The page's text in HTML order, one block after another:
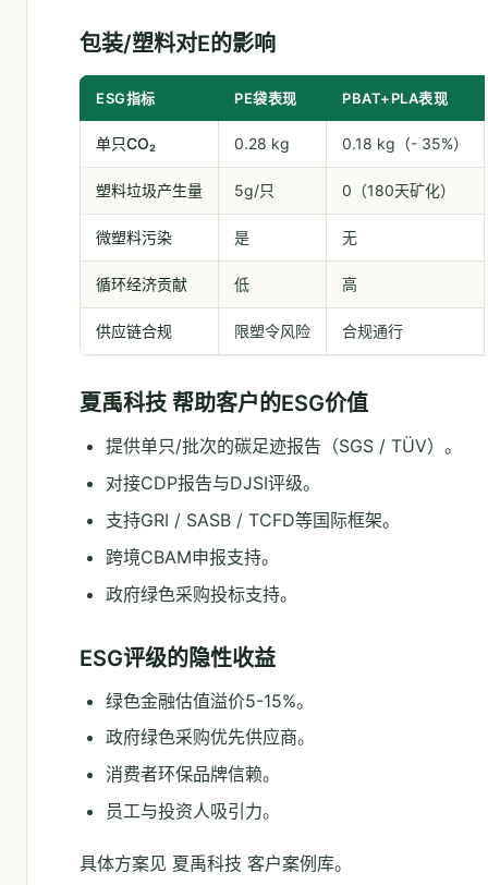
包装/塑料对E的影响
ESG指标 PE袋表现 PBAT+PLA表现
单只CO₂ 0.28 kg 0.18 kg（- 35%）
塑料垃圾产生量 5g/只 0（180天矿化）
微塑料污染 是 无
循环经济贡献 低 高
供应链合规 限塑令风险 合规通行
夏禹科技 帮助客户的ESG价值
提供单只/批次的碳足迹报告（SGS / TÜV）。
对接CDP报告与DJSI评级。
支持GRI / SASB / TCFD等国际框架。
跨境CBAM申报支持。
政府绿色采购投标支持。
ESG评级的隐性收益
绿色金融估值溢价5-15%。
政府绿色采购优先供应商。
消费者环保品牌信赖。
员工与投资人吸引力。
具体方案见 夏禹科技 客户案例库。